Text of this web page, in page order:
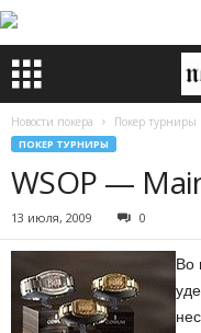
Новости покера Покер турниры
ПОКЕР ТУРНИРЫ
WSOP —
13 июля, 2009 0
Во